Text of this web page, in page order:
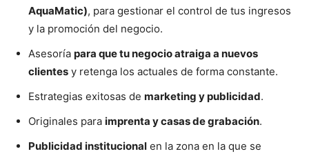
AquaMatic), para gestionar el control de tus ingresos
y la promoción del negocio.
Asesoría para que tu negocio atraiga a nuevos
clientes y retenga los actuales de forma constante.
Estrategias exitosas de marketing y publicidad.
Originales para imprenta y casas de grabación.
Publicidad institucional en la zona en la que se